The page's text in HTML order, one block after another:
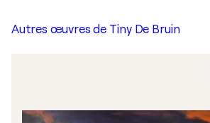
Autres œuvres de Tiny De Bruin